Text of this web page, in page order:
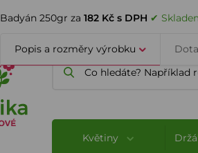
ÚVOD O FIRMĚ BLOG
Květiny
Badyán 250gr za 182 Kč s DPH ✔
Popis a rozměry výrobku